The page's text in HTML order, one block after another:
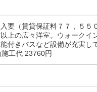
要（賃貸保証料７７，５５
の広々洋室。ウォークイ
付きバスなど設備が充実し
工代 23760円